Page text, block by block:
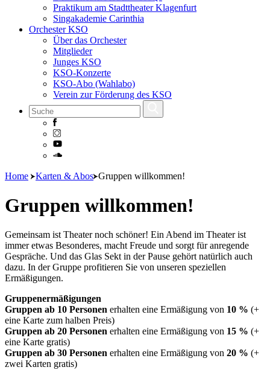
Praktikum am Stadttheater Klagenfurt
Singakademie Carinthia
Orchester KSO
Über das Orchester
Mitglieder
Junges KSO
KSO-Konzerte
KSO-Abo (Wahlabo)
Verein zur Förderung des KSO
Skip
content
Home Karten & Abos Gruppen willkommen!
Gruppen willkommen!
Gemeinsam ist Theater noch schöner! Ein Abend im Theater ist
immer etwas Besonderes, macht Freude und sorgt für anregende
Gespräche. Und das Glas Sekt in der Pause gehört natürlich auch
dazu. In der Gruppe profitieren Sie von unseren speziellen
Ermäßigungen.
Gruppenermäßigungen
Gruppen ab 10 Personen erhalten eine Ermäßigung von 10 % (+
eine Karte zum halben Preis)
Gruppen ab 20 Personen erhalten eine Ermäßigung von 15 % (+
eine Karte gratis)
Gruppen ab 30 Personen erhalten eine Ermäßigung von 20 % (+
zwei Karten gratis)